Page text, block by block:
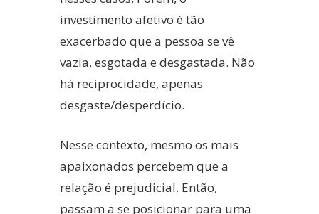
investimento afetivo é tão
exacerbado que a pessoa se vê
vazia, esgotada e desgastada. Não
há reciprocidade, apenas
desgaste/desperdício.
Nesse contexto, mesmo os mais
apaixonados percebem que a
relação é prejudicial. Então,
passam a se posicionar para uma